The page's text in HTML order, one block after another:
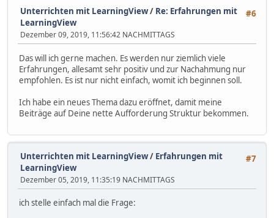
#6
Unterrichten mit LearningView/ Re: Erfahrungen mit
LearningView
Dezember 09, 2019, 11:56:42 NACHMITTAGS
Das will ich gerne machen. Es werden nur ziemlich viele
Erfahrungen, allesamt sehr positiv und zur Nachahmung nur
empfohlen. Es ist nur nicht einfach, womit ich beginnen soll.
Ich habe ein neues Thema dazu eröffnet, damit meine
Beiträge auf Deine nette Aufforderung Struktur bekommen.
#7
Unterrichten mit LearningView/ Erfahrungen mit
LearningView
Dezember 05, 2019, 11:35:19 NACHMITTAGS
ich stelle einfach mal die Frage: